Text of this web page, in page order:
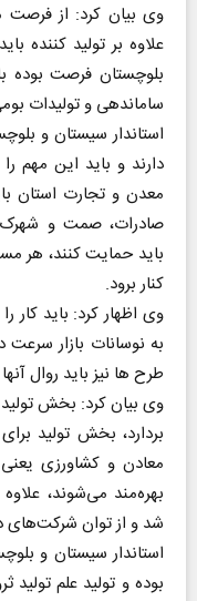
وی بیان کرد: از فرصت
علاوه بر تولید کننده
بلوچستان فرصت بوده
ساماندهی و تولیدات
استاندار سیستان و
دارند و باید این مهم
معدن و تجارت استان
صادرات، صمت و
باید حمایت کنند، هر
کنار برود.
وی اظهار کرد: باید کار
به نوسانات بازار سرعت
طرح ها نیز باید روال
وی بیان کرد: بخش تولید
بردارد، بخش تولید
معادن و کشاورزی
بهره‌مند می‌شوند،
شد و از توان شرکت‌های
استاندار سیستان و
بوده و تولید علم